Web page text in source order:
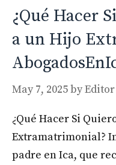
¿Qué Hacer
a un Hijo
May 7, 2025by
¿Qué Hacer Si
Extramatrimonial?
padre en Ica, que